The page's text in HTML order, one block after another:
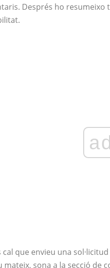
Després ho
que envieu una
sona a la secció de